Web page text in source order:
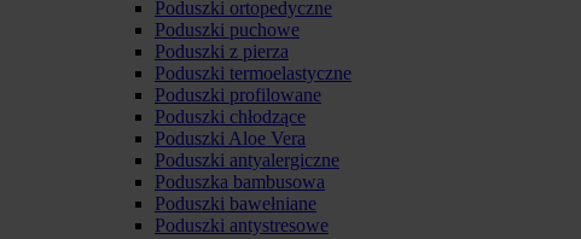
Poduszki ortopedyczne
Poduszki puchowe
Poduszki z pierza
Poduszki termoelastyczne
Poduszki profilowane
Poduszki chłodzące
Poduszki Aloe Vera
Poduszki antyalergiczne
Poduszka bambusowa
Poduszki bawełniane
Poduszki antystresowe